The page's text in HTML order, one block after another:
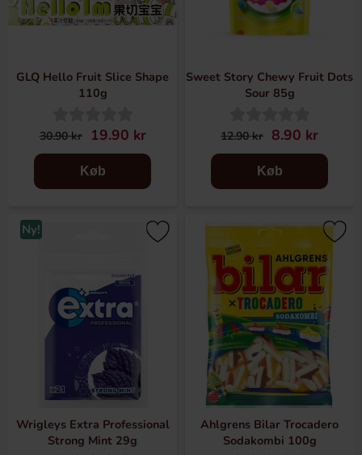
GLQ Hello Fruit Slice Shape
110g
30.90 kr 19.90 kr
Køb
Sweet Story Chewy Fruit Dots
Sour 85g
12.90 kr 8.90 kr
Køb
Ny!
Wrigleys Extra Professional
Strong Mint 29g
Ahlgrens Bilar Trocadero
Sodakombi 100g